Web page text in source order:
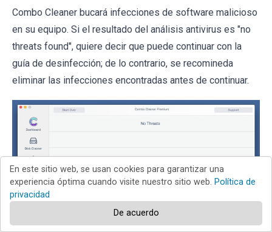
Combo Cleaner bucará infecciones de software malicioso
en su equipo. Si el resultado del análisis antivirus es "no
threats found", quiere decir que puede continuar con la
guía de desinfección; de lo contrario, se recomineda
eliminar las infecciones encontradas antes de continuar.
En este sitio web, se usan cookies para garantizar una
experiencia óptima cuando visite nuestro sitio web. Política de
privacidad
De acuerdo